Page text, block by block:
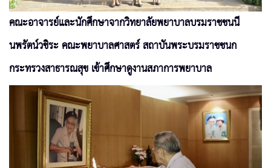
คณะอาจารย์และนักศึกษาจากวิทยาลัยพยาบาลบรมราชชนนี
นพรัตน์วชิระ คณะพยาบาลศาสตร์ สถาบันพระบรมราชชนก
กระทรวงสาธารณสุข เข้าศึกษาดูงานสภาการพยาบาล